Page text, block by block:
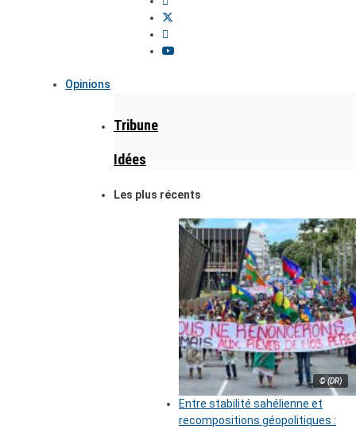
Opinions
Tribune
Idées
Les plus récents
© (DR)
Entre stabilité sahélienne et
recompositions géopolitiques :